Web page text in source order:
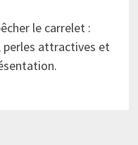
le carrelet :
perles attractives et